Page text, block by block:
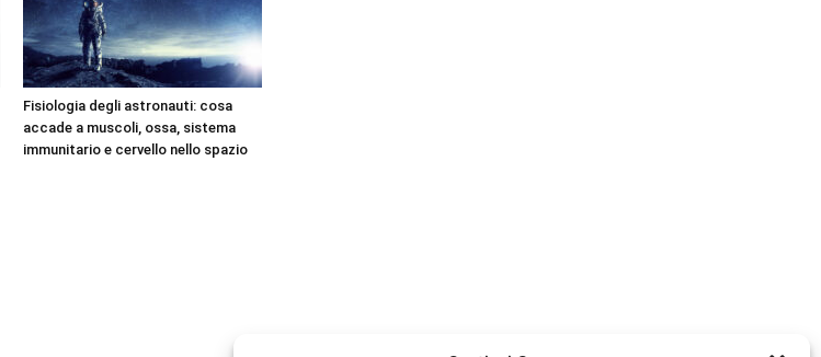
Fisiologia degli astronauti: cosa
accade a muscoli, ossa, sistema
immunitario e cervello nello spazio